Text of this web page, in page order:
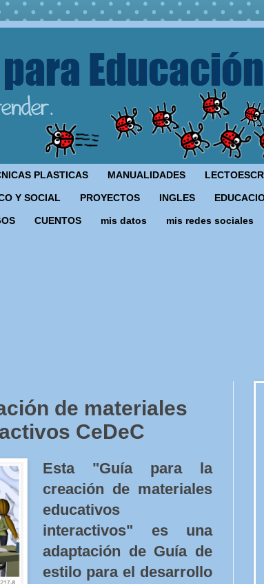
PLASTICAS MANUALIDADES
Y SOCIAL PROYECTOS INGLES
CUENTOS mis datos mis redes sociales
de materiales
CeDeC
Esta "Guía para la
creación de materiales
educativos
interactivos" es una
adaptación de Guía de
estilo para el desarrollo